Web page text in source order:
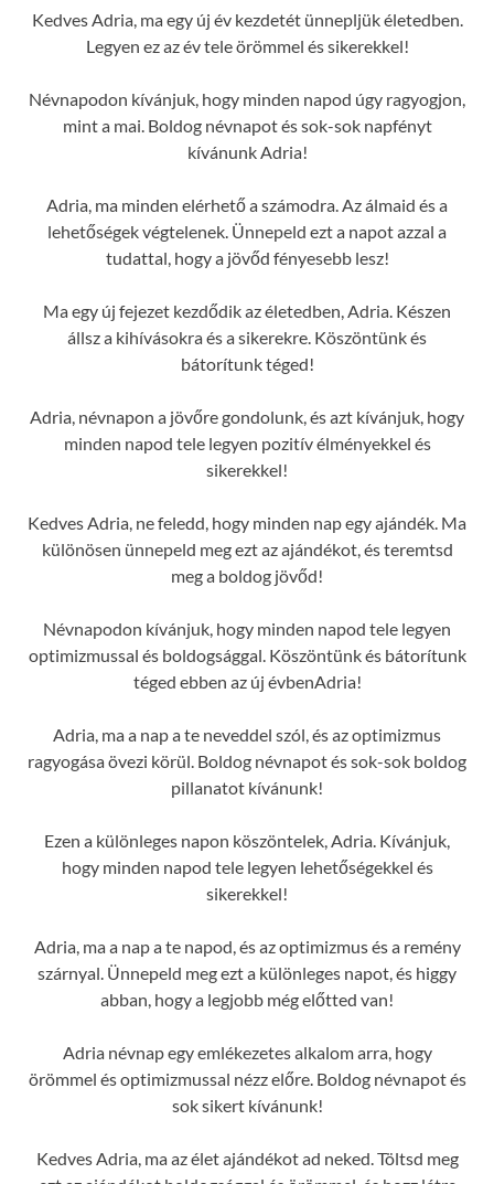
Kedves Adria, ma egy új év kezdetét ünnepljük életedben.
Legyen ez az év tele örömmel és sikerekkel!
Névnapodon kívánjuk, hogy minden napod úgy ragyogjon,
mint a mai. Boldog névnapot és sok-sok napfényt
kívánunk Adria!
Adria, ma minden elérhető a számodra. Az álmaid és a
lehetőségek végtelenek. Ünnepeld ezt a napot azzal a
tudattal, hogy a jövőd fényesebb lesz!
Ma egy új fejezet kezdődik az életedben, Adria. Készen
állsz a kihívásokra és a sikerekre. Köszöntünk és
bátorítunk téged!
Adria, névnapon a jövőre gondolunk, és azt kívánjuk, hogy
minden napod tele legyen pozitív élményekkel és
sikerekkel!
Kedves Adria, ne feledd, hogy minden nap egy ajándék. Ma
különösen ünnepeld meg ezt az ajándékot, és teremtsd
meg a boldog jövőd!
Névnapodon kívánjuk, hogy minden napod tele legyen
optimizmussal és boldogsággal. Köszöntünk és bátorítunk
téged ebben az új évbenAdria!
Adria, ma a nap a te neveddel szól, és az optimizmus
ragyogása övezi körül. Boldog névnapot és sok-sok boldog
pillanatot kívánunk!
Ezen a különleges napon köszöntelek, Adria. Kívánjuk,
hogy minden napod tele legyen lehetőségekkel és
sikerekkel!
Adria, ma a nap a te napod, és az optimizmus és a remény
szárnyal. Ünnepeld meg ezt a különleges napot, és higgy
abban, hogy a legjobb még előtted van!
Adria névnap egy emlékezetes alkalom arra, hogy
örömmel és optimizmussal nézz előre. Boldog névnapot és
sok sikert kívánunk!
Kedves Adria, ma az élet ajándékot ad neked. Töltsd meg